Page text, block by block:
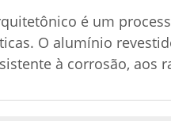
é um
O alumínio
à corrosão, aos